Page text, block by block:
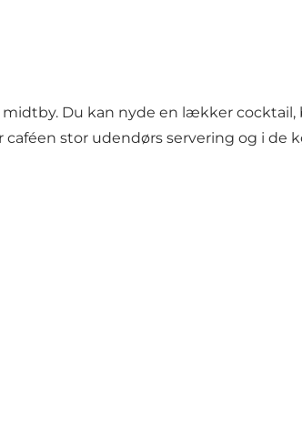
Du kan nyde en lækker cocktail,
stor udendørs servering og i de